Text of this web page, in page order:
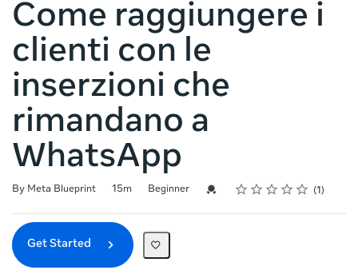
Come raggiungere i
clienti con le
inserzioni che
rimandano a
WhatsApp
By Meta Blueprint
Duration 15m
Difficulty Beginner Credential For Completion
Rating
1 star
2 stars
3 stars
4 stars
5 stars
Average rating: 5.0 1
1 review
Get Started